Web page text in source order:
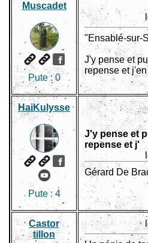
Muscadet
Pute :0
"Ensablé-sur-
J'y pense et
repense et
HaiKulysse
Pute : 4
J'y pense et
repense et j'
Gérard De
Castor
tillon